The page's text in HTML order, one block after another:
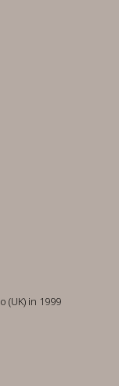
(UK) in 1999